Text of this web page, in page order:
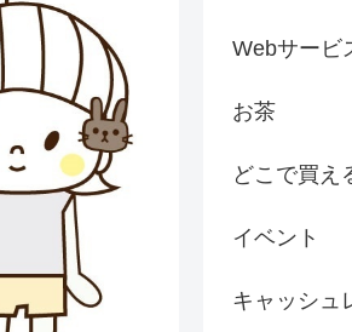
Webサービ
お茶
どこで買え
イベント
キャッシュ